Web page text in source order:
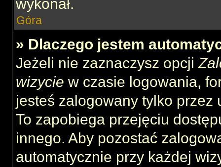
wykonał.
Góra
» Dlaczego jestem
Jeżeli nie zaznaczysz opcji
wizycie w czasie logowania,
jesteś zalogowany tylko
To zapobiega przejęciu
innego. Aby pozostać
automatycznie przy każdej